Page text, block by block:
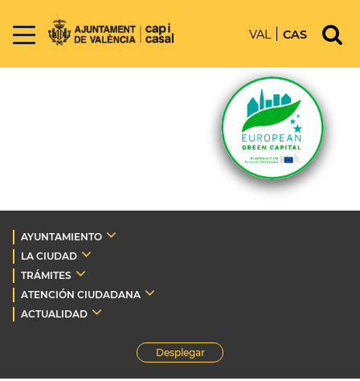
VAL CAS
AYUNTAMIENTO
LA CIUDAD
TRÁMITES
ATENCIÓN CIUDADANA
ACTUALIDAD
Desplegar